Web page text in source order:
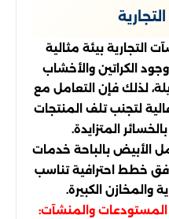
التجارية بيئة مثالية
الكراتين والأخشاب
لذلك فإن التعامل مع
لتجنب تلف المنتجات
المتزايدة.
الأبيض بالباحة خدمات
وفق خطط احترافية تناسب
والمخازن الكبيرة.
والمنشآت: